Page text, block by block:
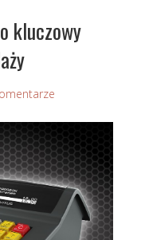
kluczowy